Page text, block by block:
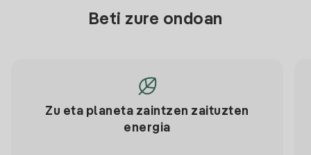
Beti zure ondoan
Zu eta planeta zaintzen zaituzten
energia